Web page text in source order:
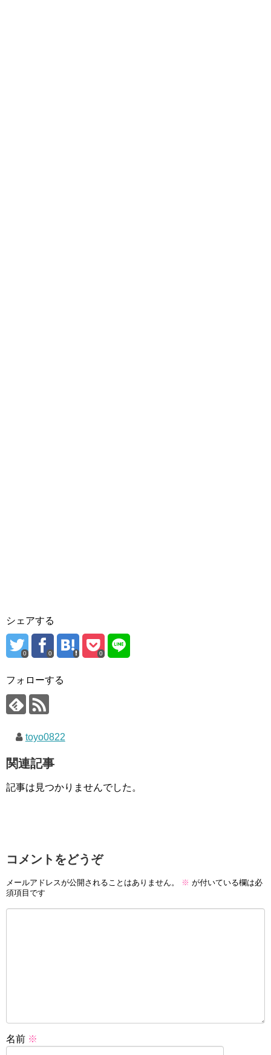
シェアする
0 0 0
フォローする
toyo0822
関連記事
記事は見つかりませんでした。
コメントをどうぞ
メールアドレスが公開されることはありません。 ※ が付いている欄は必
須項目です
名前 ※